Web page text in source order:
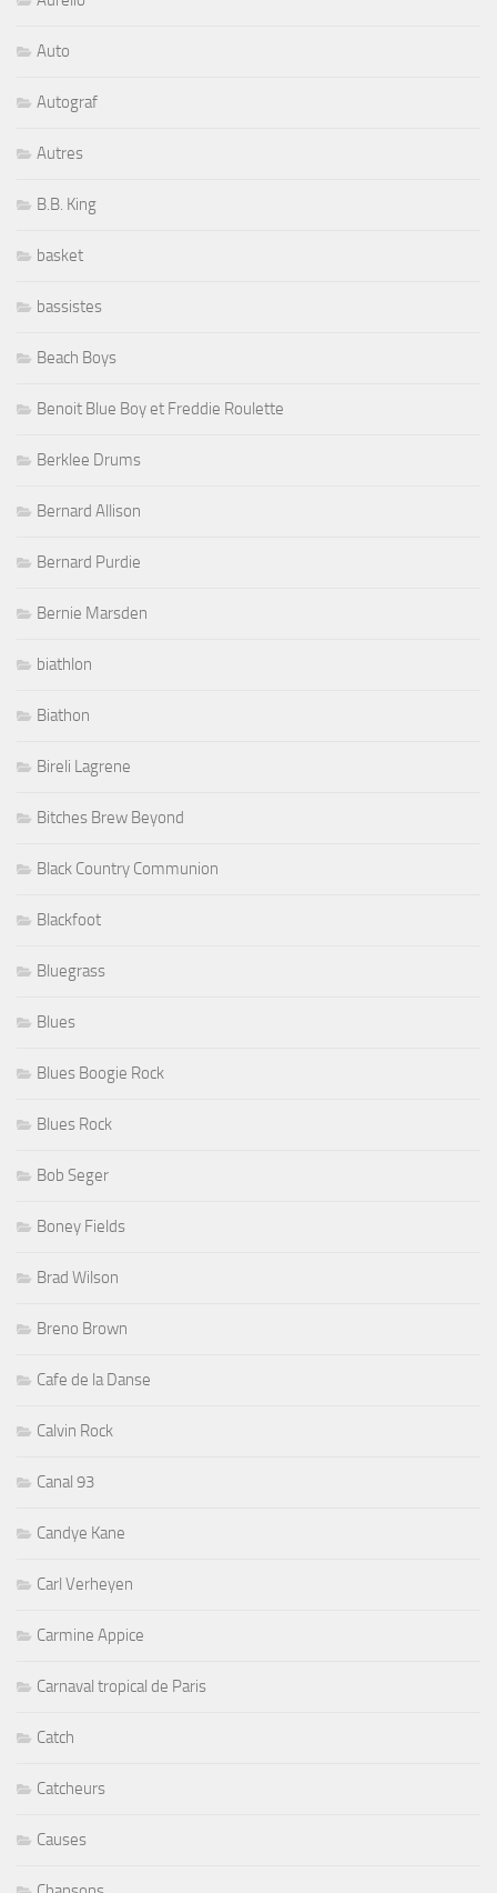
Auto
Autograf
Autres
B.B. King
basket
bassistes
Beach Boys
Benoit Blue Boy et Freddie Roulette
Berklee Drums
Bernard Allison
Bernard Purdie
Bernie Marsden
biathlon
Biathon
Bireli Lagrene
Bitches Brew Beyond
Black Country Communion
Blackfoot
Bluegrass
Blues
Blues Boogie Rock
Blues Rock
Bob Seger
Boney Fields
Brad Wilson
Breno Brown
Cafe de la Danse
Calvin Rock
Canal 93
Candye Kane
Carl Verheyen
Carmine Appice
Carnaval tropical de Paris
Catch
Catcheurs
Causes